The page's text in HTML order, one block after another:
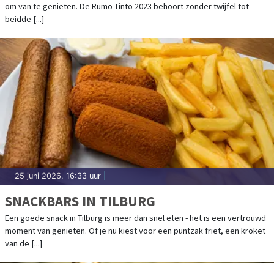
om van te genieten. De Rumo Tinto 2023 behoort zonder twijfel tot
beidde [...]
25 juni 2026, 16:33 uur
SNACKBARS IN TILBURG
Een goede snack in Tilburg is meer dan snel eten - het is een vertrouwd
moment van genieten. Of je nu kiest voor een puntzak friet, een kroket
van de [...]